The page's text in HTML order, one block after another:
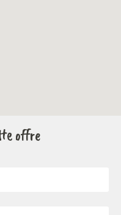
offre